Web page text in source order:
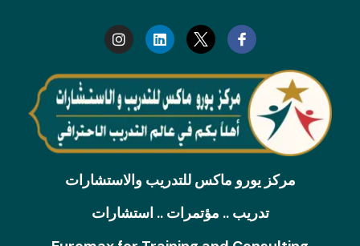
n
k
d
i
n
s
t
g
r
a
m
مركز يورو ماكس للتدريب والاستشارات
تدريب .. مؤتمرات .. استشارات